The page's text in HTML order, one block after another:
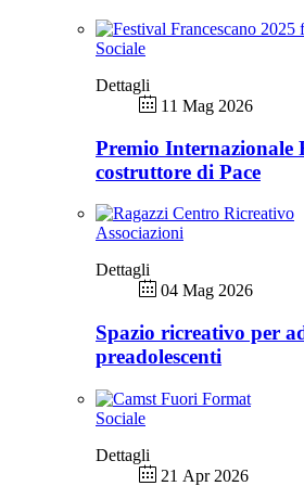
Sociale
Dettagli
11 Mag 2026
Premio Internazionale
costruttore di Pace
Associazioni
Dettagli
04 Mag 2026
Spazio ricreativo per
preadolescenti
Sociale
Dettagli
21 Apr 2026